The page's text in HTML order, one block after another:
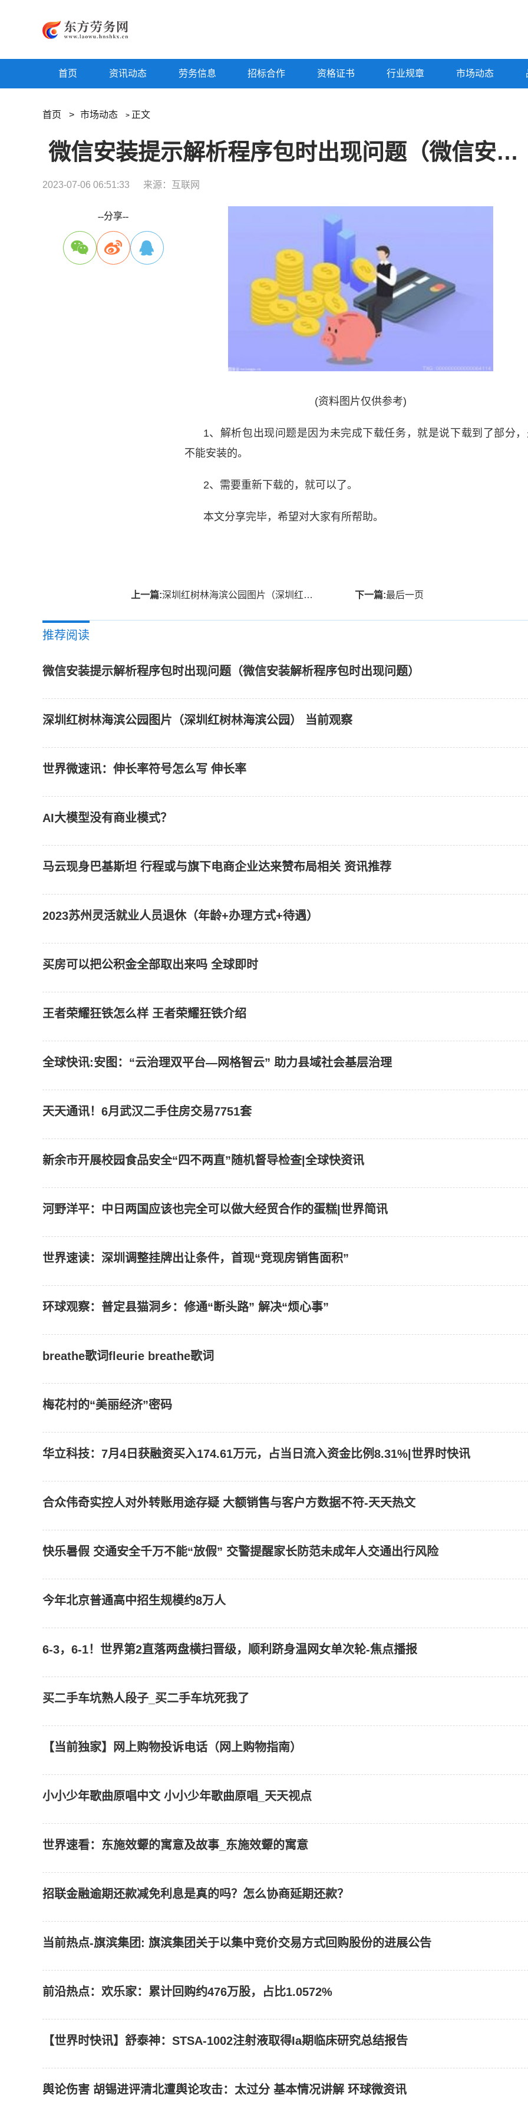
首页 资讯动态 劳务信息 招标合作 资格证书 行业规章 市场动态
首页 > 市场动态 > 正文
微信安装提示解析程序包时出现问题（微信安装解析程序包时出现问题）
2023-07-06 06:51:33 来源：互联网
--分享--
(资料图片仅供参考)
1、解析包出现问题是因为未完成下载任务，就是说下载到了部分
不能安装的。
2、需要重新下载的，就可以了。
本文分享完毕，希望对大家有所帮助。
上一篇:深圳红树林海滨公园图片（深圳红树林海滨公园） 当前观察 下一篇:最后一页
推荐阅读
微信安装提示解析程序包时出现问题（微信安装解析程序包时出现问题）
深圳红树林海滨公园图片（深圳红树林海滨公园） 当前观察
世界微速讯：伸长率符号怎么写 伸长率
AI大模型没有商业模式？
马云现身巴基斯坦 行程或与旗下电商企业达来赞布局相关 资讯推荐
2023苏州灵活就业人员退休（年龄+办理方式+待遇）
买房可以把公积金全部取出来吗 全球即时
王者荣耀狂铁怎么样 王者荣耀狂铁介绍
全球快讯:安图：“云治理双平台—网格智云” 助力县域社会基层治理
天天通讯！6月武汉二手住房交易7751套
新余市开展校园食品安全“四不两直”随机督导检查|全球快资讯
河野洋平：中日两国应该也完全可以做大经贸合作的蛋糕|世界简讯
世界速读：深圳调整挂牌出让条件，首现“竞现房销售面积”
环球观察：普定县猫洞乡：修通“断头路” 解决“烦心事”
breathe歌词fleurie breathe歌词
梅花村的“美丽经济”密码
华立科技：7月4日获融资买入174.61万元，占当日流入资金比例8.31%|世界时快讯
合众伟奇实控人对外转账用途存疑 大额销售与客户方数据不符-天天热文
快乐暑假 交通安全千万不能“放假” 交警提醒家长防范未成年人交通出行风险
今年北京普通高中招生规模约8万人
6-3，6-1！世界第2直落两盘横扫晋级，顺利跻身温网女单次轮-焦点播报
买二手车坑熟人段子_买二手车坑死我了
【当前独家】网上购物投诉电话（网上购物指南）
小小少年歌曲原唱中文 小小少年歌曲原唱_天天视点
世界速看：东施效颦的寓意及故事_东施效颦的寓意
招联金融逾期还款减免利息是真的吗？怎么协商延期还款？
当前热点-旗滨集团: 旗滨集团关于以集中竞价交易方式回购股份的进展公告
前沿热点：欢乐家：累计回购约476万股，占比1.0572%
【世界时快讯】舒泰神：STSA-1002注射液取得Ia期临床研究总结报告
舆论伤害 胡锡进评清北遭舆论攻击：太过分 基本情况讲解 环球微资讯